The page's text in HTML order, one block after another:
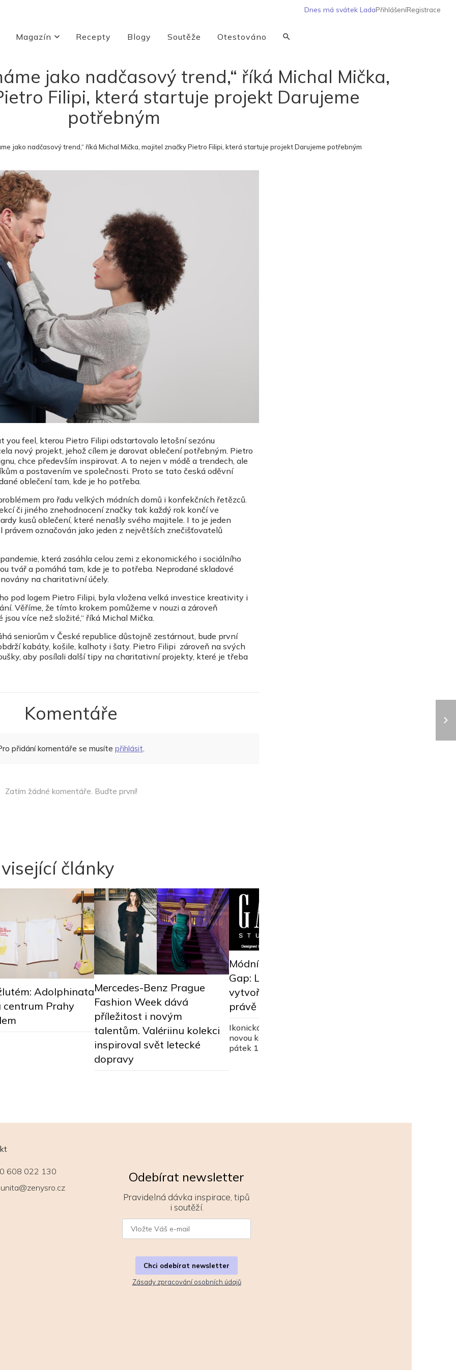
Dnes má svátek LadaPřihlášeníRegistrace
Magazín Recepty Blogy Soutěže Otestováno
jako nadčasový trend,“ říká Michal Mička,
Filipi, která startuje projekt Darujeme
potřebným
jako nadčasový trend,“ říká Michal Mička, majitel značky Pietro Filipi, která startuje projekt Darujeme potřebným
you feel, kterou Pietro Filipi odstartovalo letošní sezónu
nový projekt, jehož cílem je darovat oblečení potřebným. Pietro
chce především inspirovat. A to nejen v módě a trendech, ale
a postavením ve společnosti. Proto se tato česká oděvní
oblečení tam, kde je ho potřeba.
pro řadu velkých módních domů i konfekčních řetězců.
či jiného znehodnocení značky tak každý rok končí ve
kusů oblečení, které nenašly svého majitele. I to je jeden
právem označován jako jeden z největších znečišťovatelů
která zasáhla celou zemi z ekonomického i sociálního
tvář a pomáhá tam, kde je to potřeba. Neprodané skladové
na charitativní účely.
pod logem Pietro Filipi, byla vložena velká investice kreativity i
Věříme, že tímto krokem pomůžeme v nouzi a zároveň
více než složité,“ říká Michal Mička.
seniorům v České republice důstojně zestárnout, bude první
kabáty, košile, kalhoty i šaty. Pietro Filipi zároveň na svých
aby posílali další tipy na charitativní projekty, které je třeba
Komentáře
přidání komentáře se musíte přihlásit.
Zatím žádné komentáře. Buďte první!
články
Adolphinata
centrum Prahy
Mercedes-Benz Prague
Fashion Week dává
příležitost i novým
talentům. Valériinu kolekci
inspiroval svět letecké
dopravy
Módní inspirace od značky
Gap: Limitovaná kolekce
vytvořená Zacem Posenem
právě přichází
Ikonická značka Gap začíná psát
novou kapitolu svého příběhu. V
pátek 11. dubna přichází na trh
608 022 130
Odebírat newsletter
Pravidelná dávka inspirace, tipů
i soutěží.
Chci odebírat newsletter
Zásady zpracování osobních údajů